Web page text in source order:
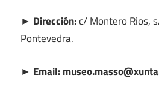
► Dirección:c/ Montero Rios,
Pontevedra.
► Email: